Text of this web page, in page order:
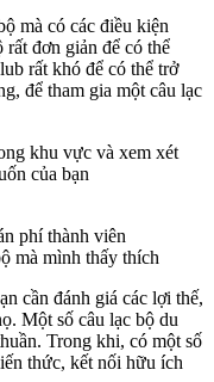
mà có các điều kiện
đơn giản để có thể
rất khó để có thể trở
để tham gia một câu lạc
khu vực và xem xét
của bạn
phí thành viên
mà mình thấy thích
cần đánh giá các lợi thế,
Một số câu lạc bộ du
Trong khi, có một số
thức, kết nối hữu ích